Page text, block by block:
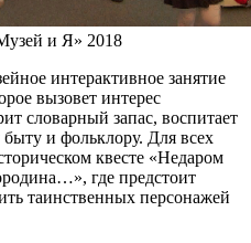
и Я» 2018
интерактивное занятие
вызовет интерес
словарный запас, воспитает
и фольклору. Для всех
квесте «Недаром
где предстоит
таинственных персонажей